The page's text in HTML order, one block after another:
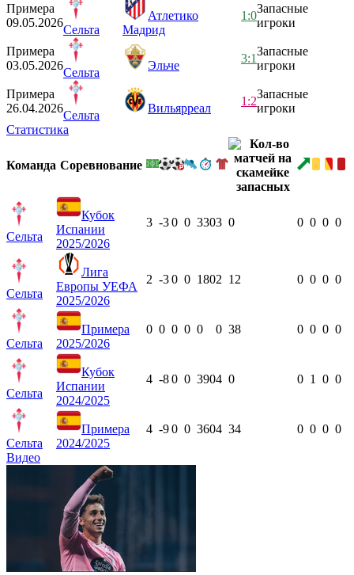
Примера
09.05.2026
Сельта
Атлетико
Мадрид
1:0
Запасные
игроки
Примера
03.05.2026
Сельта
Эльче
3:1
Запасные
игроки
Примера
26.04.2026
Сельта
Вильярреал
1:2
Запасные
игроки
Статистика
Команда Соревнование
Сельта
Кубок
Испании
2025/2026
3 -30 0 3303 0 0 0 0 0
Сельта
Лига
Европы УЕФА
2025/2026
2 -30 0 1802 12 0 0 0 0
Сельта
Примера
2025/2026
0 0 0 0 0 0 38 0 0 0 0
Сельта
Кубок
Испании
2024/2025
4 -80 0 3904 0 0 1 0 0
Сельта
Примера
2024/2025
4 -90 0 3604 34 0 0 0 0
Видео